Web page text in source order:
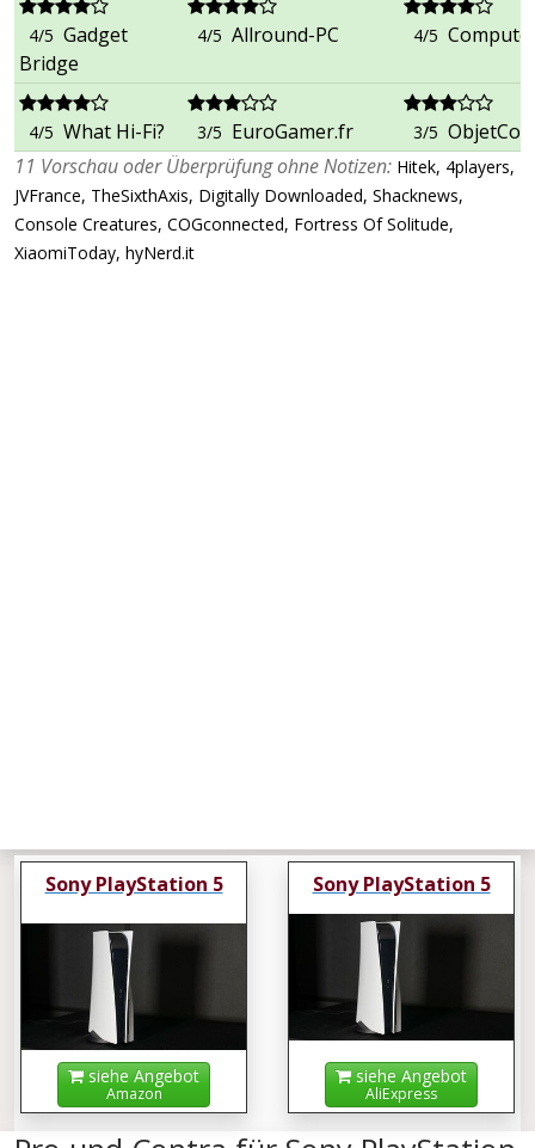
4/5 Gadget
Bridge
4/5 Allround-PC 4/5
4/5 What Hi-Fi? 3/5 EuroGamer.fr 3/5
11 Vorschau oder Überprüfung ohne Notizen: Hitek, 4players,
JVFrance, TheSixthAxis, Digitally Downloaded, Shacknews,
Console Creatures, COGconnected, Fortress Of Solitude,
XiaomiToday, hyNerd.it
Sony PlayStation 5
siehe Angebot
Amazon
Sony PlayStation 5
siehe Angebot
AliExpress